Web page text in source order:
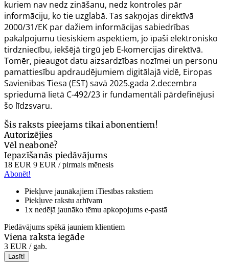
kuriem nav nedz zināšanu, nedz kontroles pār
informāciju, ko tie uzglabā. Tas sakņojas direktīvā
2000/31/EK par dažiem informācijas sabiedrības
pakalpojumu tiesiskiem aspektiem, jo īpaši elektronisko
tirdzniecību, iekšējā tirgū jeb E-komercijas direktīvā.
Tomēr, pieaugot datu aizsardzības nozīmei un personu
pamattiesību apdraudējumiem digitālajā vidē, Eiropas
Savienības Tiesa (EST) savā 2025.gada 2.decembra
spriedumā lietā C-492/23 ir fundamentāli pārdefinējusi
šo līdzsvaru.
Šis raksts pieejams tikai abonentiem!
Autorizējies
Vēl neabonē?
Iepazīšanās piedāvājums
18 EUR 9 EUR / pirmais mēnesis
Abonēt!
Piekļuve jaunākajiem iTiesības rakstiem
Piekļuve rakstu arhīvam
1x nedēļā jaunāko tēmu apkopojums e-pastā
Piedāvājums spēkā jauniem klientiem
Viena raksta iegāde
3 EUR / gab.
Lasīt!